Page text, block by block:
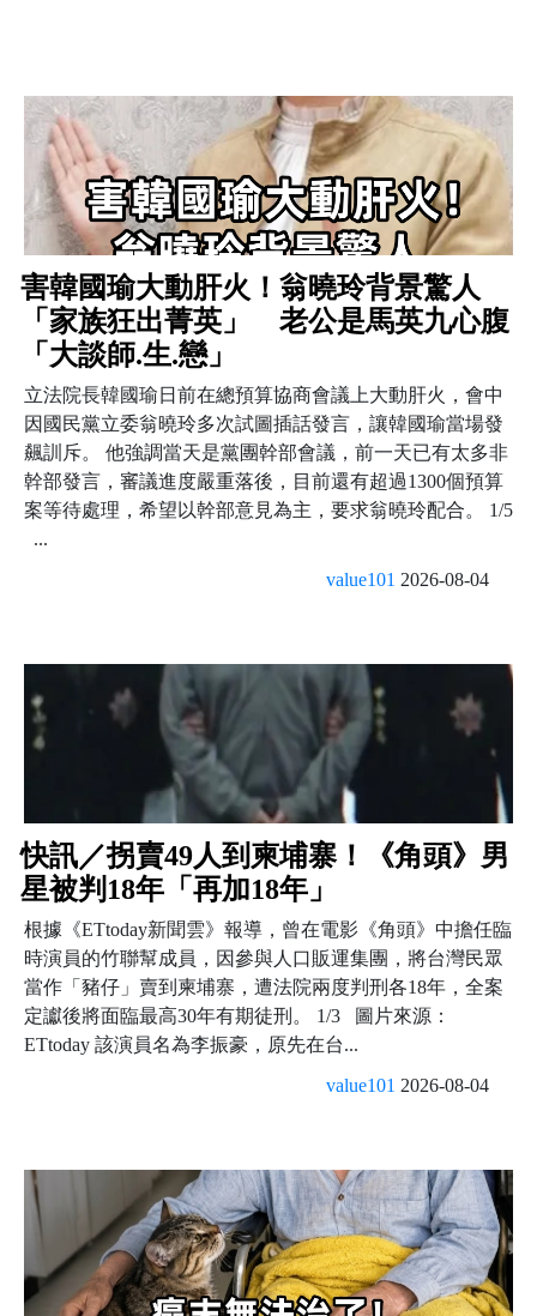
害韓國瑜大動肝火！翁曉玲背景驚人
「家族狂出菁英」 老公是馬英九心腹
「大談師.生.戀」
立法院長韓國瑜日前在總預算協商會議上大動肝火，會中
因國民黨立委翁曉玲多次試圖插話發言，讓韓國瑜當場發
飆訓斥。 他強調當天是黨團幹部會議，前一天已有太多非
幹部發言，審議進度嚴重落後，目前還有超過1300個預算
案等待處理，希望以幹部意見為主，要求翁曉玲配合。 1/5
...
value101 2026-08-04
快訊／拐賣49人到柬埔寨！《角頭》男
星被判18年「再加18年」
根據《ETtoday新聞雲》報導，曾在電影《角頭》中擔任臨
時演員的竹聯幫成員，因參與人口販運集團，將台灣民眾
當作「豬仔」賣到柬埔寨，遭法院兩度判刑各18年，全案
定讞後將面臨最高30年有期徒刑。 1/3 圖片來源：
ETtoday 該演員名為李振豪，原先在台...
value101 2026-08-04